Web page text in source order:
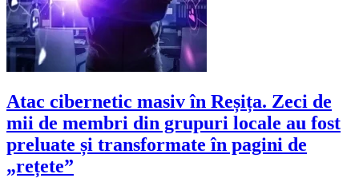
Atac cibernetic masiv în Reșița. Zeci de
mii de membri din grupuri locale au fost
preluate și transformate în pagini de
„rețete”